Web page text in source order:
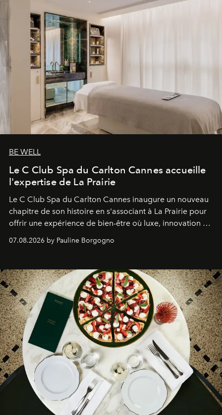
BE WELL
Le C Club Spa du Carlton Cannes accueille
l'expertise de La Prairie
Le C Club Spa du Carlton Cannes inaugure un nouveau
chapitre de son histoire en s'associant à La Prairie pour
offrir une expérience de bien-être où luxe, innovation et
expertise se rencontrent.
07.08.2026 by Pauline Borgogno